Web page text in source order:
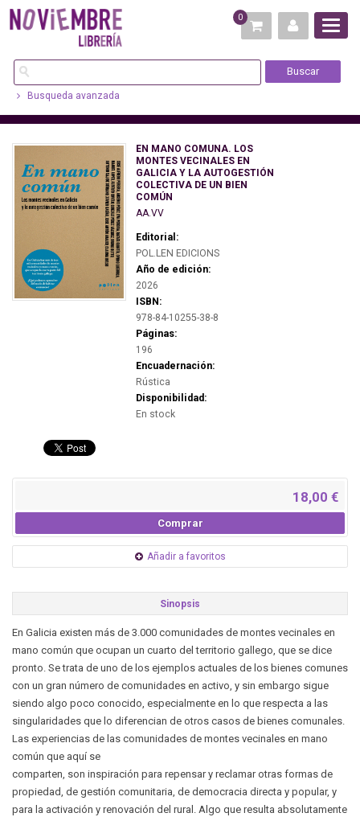
0
Busqueda avanzada
EN MANO COMUNA. LOS
MONTES VECINALES EN
GALICIA Y LA AUTOGESTIÓN
COLECTIVA DE UN BIEN
COMÚN
AA.VV
Editorial:
POL.LEN EDICIONS
Año de edición:
2026
ISBN:
978-84-10255-38-8
Páginas:
196
Encuadernación:
Rústica
Disponibilidad:
En stock
18,00 €
Comprar
Añadir a favoritos
Sinopsis
En Galicia existen más de 3.000 comunidades de montes vecinales en
mano común que ocupan un cuarto del territorio gallego, que se dice
pronto. Se trata de uno de los ejemplos actuales de los bienes comunes
con un gran número de comunidades en activo, y sin embargo sigue
siendo algo poco conocido, especialmente en lo que respecta a las
singularidades que lo diferencian de otros casos de bienes comunales.
Las experiencias de las comunidades de montes vecinales en mano
común que aquí se
comparten, son inspiración para repensar y reclamar otras formas de
propiedad, de gestión comunitaria, de democracia directa y popular, y
para la activación y renovación del rural. Algo que resulta absolutamente